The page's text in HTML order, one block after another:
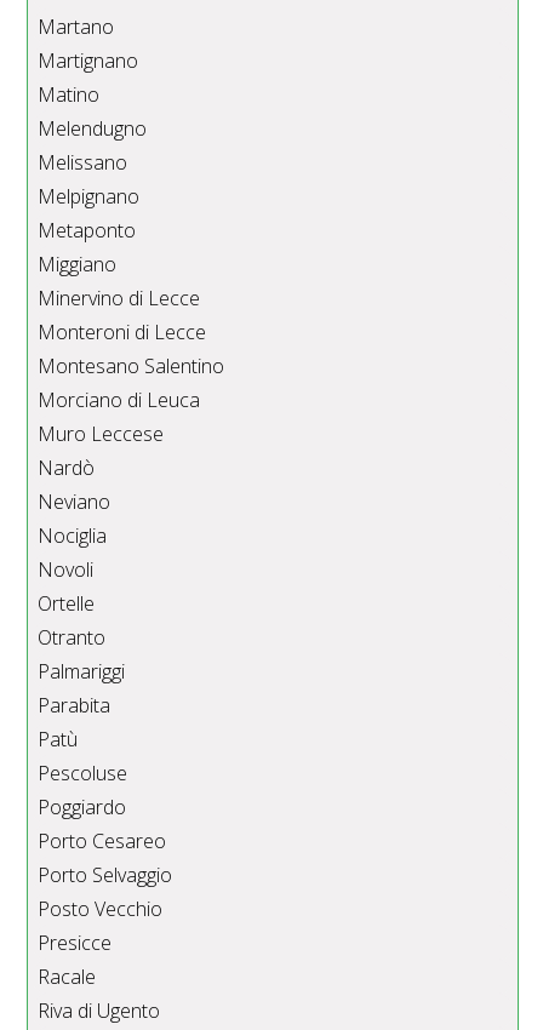
Martano
Martignano
Matino
Melendugno
Melissano
Melpignano
Metaponto
Miggiano
Minervino di Lecce
Monteroni di Lecce
Montesano Salentino
Morciano di Leuca
Muro Leccese
Nardò
Neviano
Nociglia
Novoli
Ortelle
Otranto
Palmariggi
Parabita
Patù
Pescoluse
Poggiardo
Porto Cesareo
Porto Selvaggio
Posto Vecchio
Presicce
Racale
Riva di Ugento